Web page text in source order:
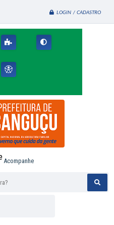
LOGIN / CADASTRO
Acompanhe